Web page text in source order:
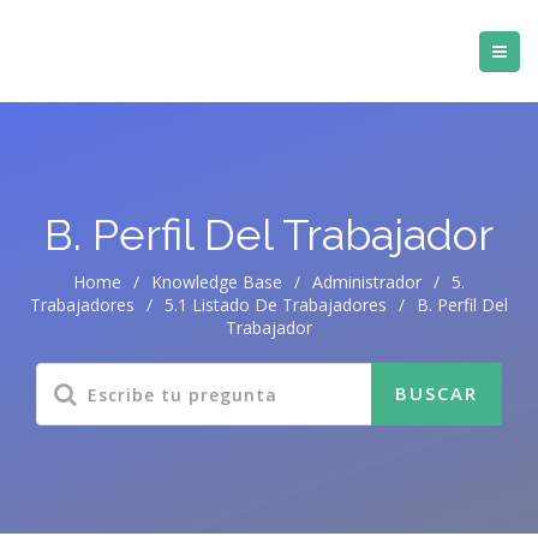
B. Perfil Del Trabajador
Home / Knowledge Base / Administrador / 5.
Trabajadores / 5.1 Listado De Trabajadores / B. Perfil Del
Trabajador